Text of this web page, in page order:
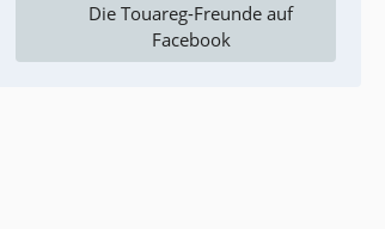
Die Touareg-Freunde auf
Facebook